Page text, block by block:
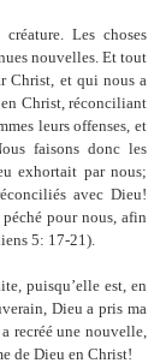
Les choses
nouvelles. Et tout
Christ, et qui nous a
Christ, réconciliant
leurs offenses, et
faisons donc les
exhortait par nous;
avec Dieu!
pour nous, afin
5: 17-21).
puisqu’elle est, en
Dieu a pris ma
recréé une nouvelle,
de Dieu en Christ!